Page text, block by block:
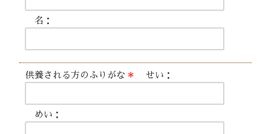
名：
供養される方のふりがな ＊ せい：
めい：